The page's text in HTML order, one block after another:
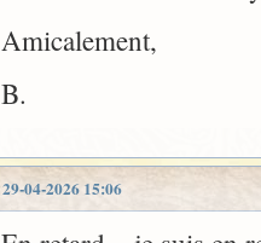
Amicalement,
B.
29-04-2026 15:06